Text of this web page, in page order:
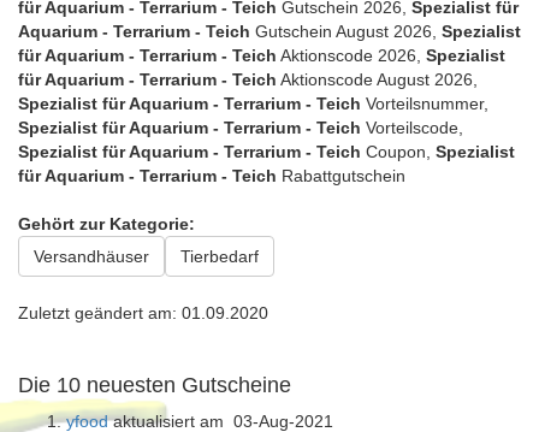
für Aquarium - Terrarium - Teich Gutschein 2026, Spezialist für
Aquarium - Terrarium - Teich Gutschein August 2026, Spezialist
für Aquarium - Terrarium - Teich Aktionscode 2026, Spezialist
für Aquarium - Terrarium - Teich Aktionscode August 2026,
Spezialist für Aquarium - Terrarium - Teich Vorteilsnummer,
Spezialist für Aquarium - Terrarium - Teich Vorteilscode,
Spezialist für Aquarium - Terrarium - Teich Coupon, Spezialist
für Aquarium - Terrarium - Teich Rabattgutschein
Gehört zur Kategorie:
Versandhäuser
Tierbedarf
Zuletzt geändert am: 01.09.2020
Die 10 neuesten Gutscheine
yfoodaktualisiert am 03-Aug-2021